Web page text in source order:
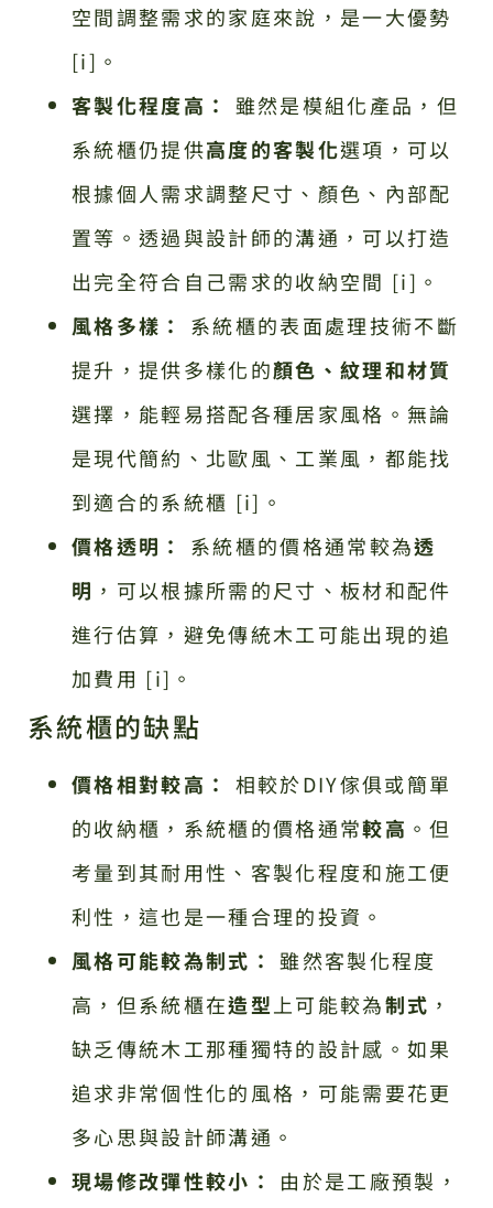
空間調整需求的家庭來說，是一大優勢
[i]。
客製化程度高：
雖然是模組化產品，但
系統櫃仍提供高度的客製化選項，可以
根據個人需求調整尺寸、顏色、內部配
置等。透過與設計師的溝通，可以打造
出完全符合自己需求的收納空間 [i]。
風格多樣：
系統櫃的表面處理技術不斷
提升，提供多樣化的顏色、紋理和材質
選擇，能輕易搭配各種居家風格。無論
是現代簡約、北歐風、工業風，都能找
到適合的系統櫃 [i]。
價格透明：
系統櫃的價格通常較為透
明 ，可以根據所需的尺寸、板材和配件
進行估算，避免傳統木工可能出現的追
加費用 [i]。
系統櫃的缺點
價格相對較高：
相較於DIY傢俱或簡單
的收納櫃，系統櫃的價格通常較高 。但
考量到其耐用性、客製化程度和施工便
利性，這也是一種合理的投資。
風格可能較為制式：
雖然客製化程度
高，但系統櫃在造型 上可能較為制式 ，
缺乏傳統木工那種獨特的設計感。如果
追求非常個性化的風格，可能需要花更
多心思與設計師溝通。
現場修改彈性較小：
由於是工廠預製，